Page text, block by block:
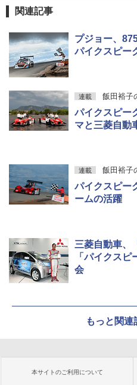
関連記事
プジョー、
パイクスピー
連載 飯田裕子
パイクスピー
マと三菱自動
連載 飯田裕子
パイクスピー
ームの活躍
三菱自動車、
「パイクス
会
もっと関連
本サイトのご利用について